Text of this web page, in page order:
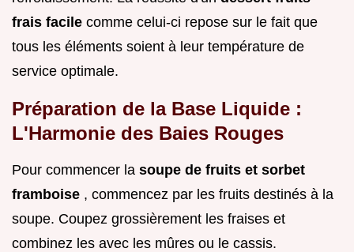
frais facile comme celui-ci repose sur le fait que
tous les éléments soient à leur température de
service optimale.
Préparation de la Base Liquide :
L'Harmonie des Baies Rouges
Pour commencer la soupe de fruits et sorbet
framboise , commencez par les fruits destinés à la
soupe. Coupez grossièrement les fraises et
combinez les avec les mûres ou le cassis.